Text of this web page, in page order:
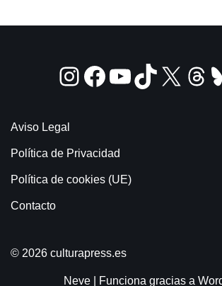
Aviso Legal
Política de Privacidad
Política de cookies (UE)
Contacto
© 2026 culturapress.es
Neve| Funciona gracias a